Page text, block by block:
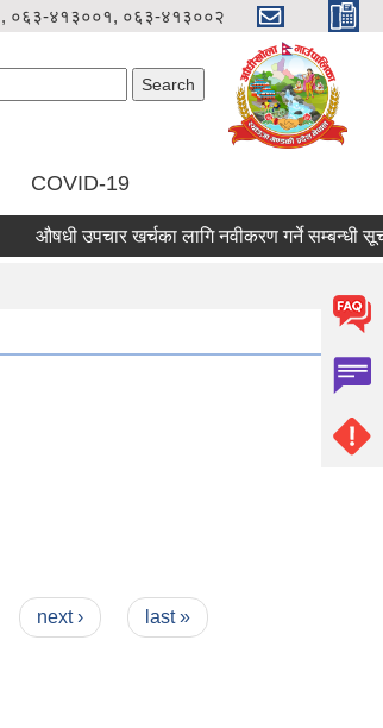
०६३-४१३००१, ०६३-४१३००२
COVID-19
औषधी उपचार खर्चका लागि नवीकरण गर्ने सम्बन्धी सूचना
next › last »